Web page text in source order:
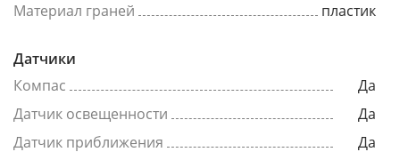
Материал граней
пластик
Датчики
Компас
Да
Датчик освещенности
Да
Датчик приближения
Да